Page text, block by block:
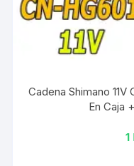
Cadena Shimano 11V
En Caja